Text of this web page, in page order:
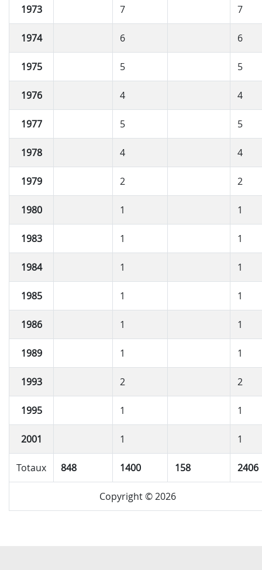
1973 7 7
1974 6 6
1975 5 5
1976 4 4
1977 5 5
1978 4 4
1979 2 2
1980 1 1
1983 1 1
1984 1 1
1985 1 1
1986 1 1
1989 1 1
1993 2 2
1995 1 1
2001 1 1
Totaux 848 1400 158 2406
Copyright © 2026